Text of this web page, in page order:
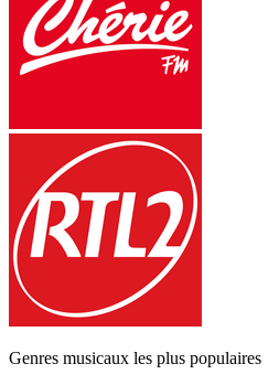
Genres musicaux les plus populaires